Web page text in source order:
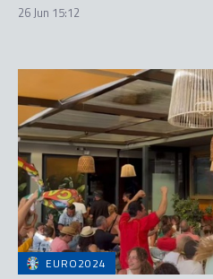
26 Jun 15:12
EURO2024